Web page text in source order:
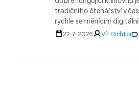
tradičního čtenářství v
rychle se měnícím
22. 7. 2026 Vít Richter